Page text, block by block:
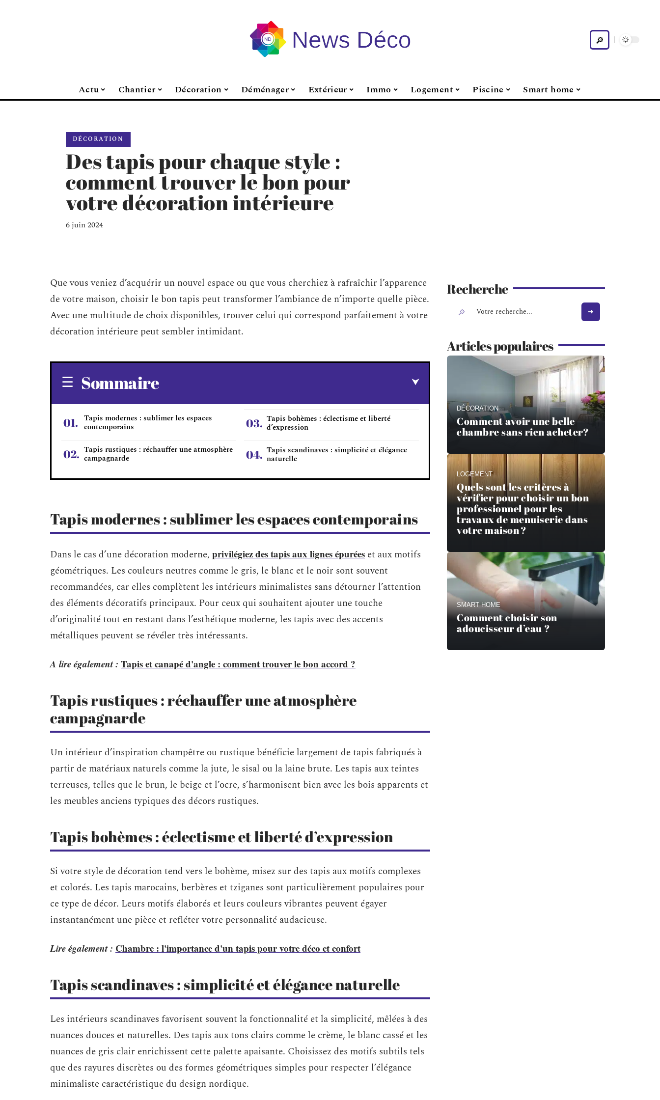
Actu Chantier Décoration Déménager Extérieur Immo Logement Piscine Smart home
DÉCORATION
Des tapis pour chaque style :
comment trouver le bon pour
votre décoration intérieure
6 juin 2024
Que vous veniez d’acquérir un nouvel espace ou que vous cherchiez à rafraîchir l’apparence
de votre maison, choisir le bon tapis peut transformer l’ambiance de n’importe quelle pièce.
Avec une multitude de choix disponibles, trouver celui qui correspond parfaitement à votre
décoration intérieure peut sembler intimidant.
Sommaire
Tapis modernes : sublimer les espaces
contemporains
Tapis rustiques : réchauffer une atmosphère
campagnarde
Tapis bohèmes : éclectisme et liberté
d’expression
Tapis scandinaves : simplicité et élégance
naturelle
Tapis modernes : sublimer les espaces contemporains
Dans le cas d’une décoration moderne, privilégiez des tapis aux lignes épurées et aux motifs
géométriques. Les couleurs neutres comme le gris, le blanc et le noir sont souvent
recommandées, car elles complètent les intérieurs minimalistes sans détourner l’attention
des éléments décoratifs principaux. Pour ceux qui souhaitent ajouter une touche
d’originalité tout en restant dans l’esthétique moderne, les tapis avec des accents
métalliques peuvent se révéler très intéressants.
A lire également : Tapis et canapé d'angle : comment trouver le bon accord ?
Tapis rustiques : réchauffer une atmosphère
campagnarde
Un intérieur d’inspiration champêtre ou rustique bénéficie largement de tapis fabriqués à
partir de matériaux naturels comme la jute, le sisal ou la laine brute. Les tapis aux teintes
terreuses, telles que le brun, le beige et l’ocre, s’harmonisent bien avec les bois apparents et
les meubles anciens typiques des décors rustiques.
Tapis bohèmes : éclectisme et liberté d’expression
Si votre style de décoration tend vers le bohème, misez sur des tapis aux motifs complexes
et colorés. Les tapis marocains, berbères et tziganes sont particulièrement populaires pour
ce type de décor. Leurs motifs élaborés et leurs couleurs vibrantes peuvent égayer
instantanément une pièce et refléter votre personnalité audacieuse.
Lire également : Chambre : l'importance d'un tapis pour votre déco et confort
Tapis scandinaves : simplicité et élégance naturelle
Les intérieurs scandinaves favorisent souvent la fonctionnalité et la simplicité, mêlées à des
nuances douces et naturelles. Des tapis aux tons clairs comme le crème, le blanc cassé et les
nuances de gris clair enrichissent cette palette apaisante. Choisissez des motifs subtils tels
que des rayures discrètes ou des formes géométriques simples pour respecter l’élégance
minimaliste caractéristique du design nordique.
Recherche
Articles populaires
DÉCORATION
Comment avoir une belle
chambre sans rien acheter?
LOGEMENT
Quels sont les critères à
vérifier pour choisir un bon
professionnel pour les
travaux de menuiserie dans
votre maison ?
SMART HOME
Comment choisir son
adoucisseur d’eau ?